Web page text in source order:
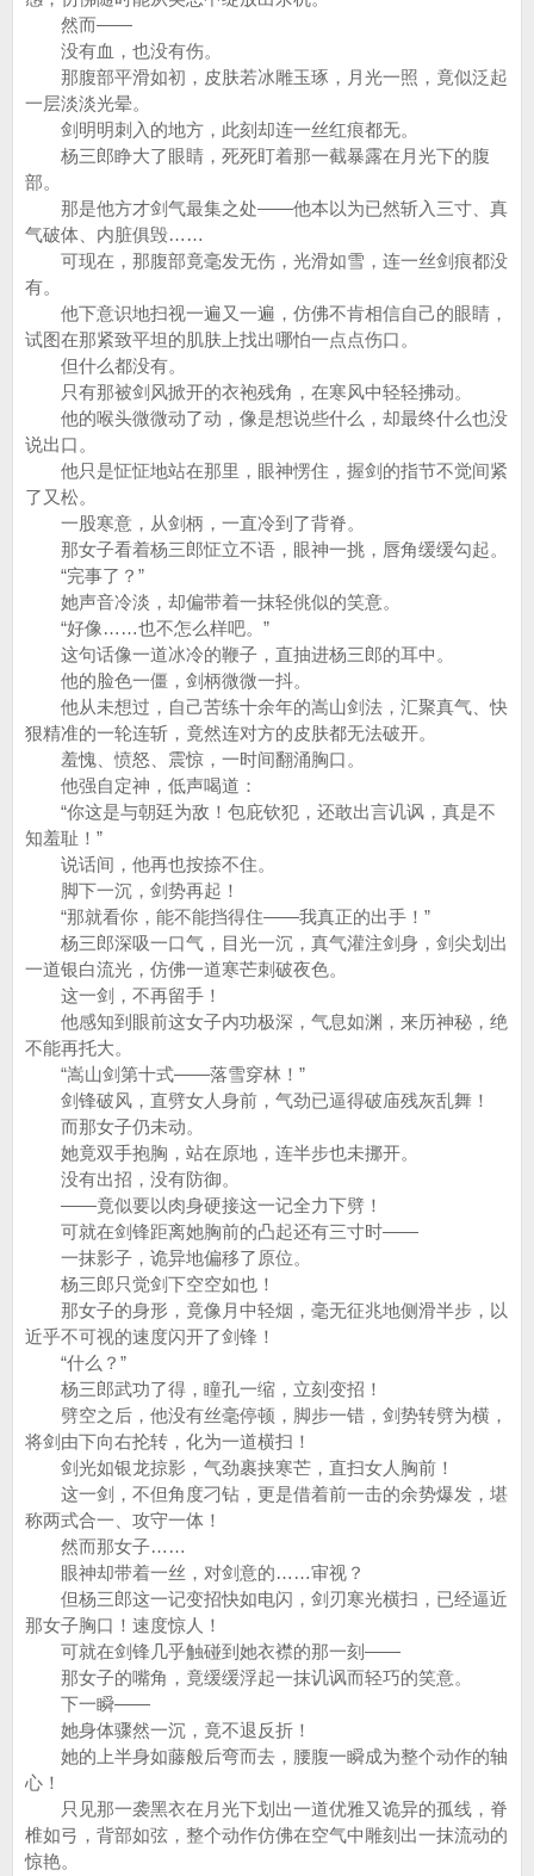
然而——
没有血，也没有伤。
那腹部平滑如初，皮肤若冰雕玉琢，月光一照，竟似泛起
一层淡淡光晕。
剑明明刺入的地方，此刻却连一丝红痕都无。
杨三郎睁大了眼睛，死死盯着那一截暴露在月光下的腹
部。
那是他方才剑气最集之处——他本以为已然斩入三寸、真
气破体、内脏俱毁……
可现在，那腹部竟毫发无伤，光滑如雪，连一丝剑痕都没
有。
他下意识地扫视一遍又一遍，仿佛不肯相信自己的眼睛，
试图在那紧致平坦的肌肤上找出哪怕一点点伤口。
但什么都没有。
只有那被剑风掀开的衣袍残角，在寒风中轻轻拂动。
他的喉头微微动了动，像是想说些什么，却最终什么也没
说出口。
他只是怔怔地站在那里，眼神愣住，握剑的指节不觉间紧
了又松。
一股寒意，从剑柄，一直冷到了背脊。
那女子看着杨三郎怔立不语，眼神一挑，唇角缓缓勾起。
“完事了？”
她声音冷淡，却偏带着一抹轻佻似的笑意。
“好像……也不怎么样吧。”
这句话像一道冰冷的鞭子，直抽进杨三郎的耳中。
他的脸色一僵，剑柄微微一抖。
他从未想过，自己苦练十余年的嵩山剑法，汇聚真气、快
狠精准的一轮连斩，竟然连对方的皮肤都无法破开。
羞愧、愤怒、震惊，一时间翻涌胸口。
他强自定神，低声喝道：
“你这是与朝廷为敌！包庇钦犯，还敢出言讥讽，真是不
知羞耻！”
说话间，他再也按捺不住。
脚下一沉，剑势再起！
“那就看你，能不能挡得住——我真正的出手！”
杨三郎深吸一口气，目光一沉，真气灌注剑身，剑尖划出
一道银白流光，仿佛一道寒芒刺破夜色。
这一剑，不再留手！
他感知到眼前这女子内功极深，气息如渊，来历神秘，绝
不能再托大。
“嵩山剑第十式——落雪穿林！”
剑锋破风，直劈女人身前，气劲已逼得破庙残灰乱舞！
而那女子仍未动。
她竟双手抱胸，站在原地，连半步也未挪开。
没有出招，没有防御。
——竟似要以肉身硬接这一记全力下劈！
可就在剑锋距离她胸前的凸起还有三寸时——
一抹影子，诡异地偏移了原位。
杨三郎只觉剑下空空如也！
那女子的身形，竟像月中轻烟，毫无征兆地侧滑半步，以
近乎不可视的速度闪开了剑锋！
“什么？”
杨三郎武功了得，瞳孔一缩，立刻变招！
劈空之后，他没有丝毫停顿，脚步一错，剑势转劈为横，
将剑由下向右抡转，化为一道横扫！
剑光如银龙掠影，气劲裹挟寒芒，直扫女人胸前！
这一剑，不但角度刁钻，更是借着前一击的余势爆发，堪
称两式合一、攻守一体！
然而那女子……
眼神却带着一丝，对剑意的……审视？
但杨三郎这一记变招快如电闪，剑刃寒光横扫，已经逼近
那女子胸口！速度惊人！
可就在剑锋几乎触碰到她衣襟的那一刻——
那女子的嘴角，竟缓缓浮起一抹讥讽而轻巧的笑意。
下一瞬——
她身体骤然一沉，竟不退反折！
她的上半身如藤般后弯而去，腰腹一瞬成为整个动作的轴
心！
只见那一袭黑衣在月光下划出一道优雅又诡异的孤线，脊
椎如弓，背部如弦，整个动作仿佛在空气中雕刻出一抹流动的
惊艳。